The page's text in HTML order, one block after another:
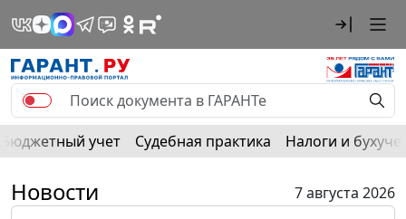
Бюджетный учет Судебная практика Налоги и
Новости
7 августа 2026